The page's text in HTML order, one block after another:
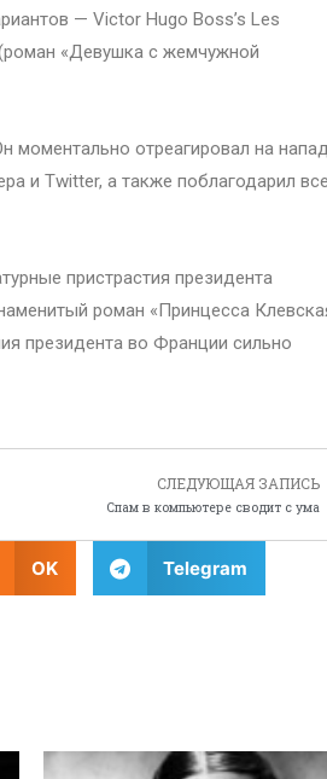
— Victor Hugo Boss’s Les
«Девушка с жемчужной
отреагировал на
и Twitter, а также поблагодарил
пристрастия президента
роман «Принцесса
президента во Франции сильно
СЛЕДУЮЩАЯ ЗАПИСЬ
Спам в компьютере сводит с ума
OK Telegram